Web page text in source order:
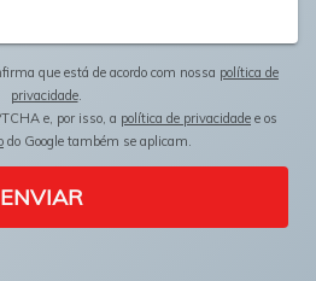
que está de acordo com nossa política de
privacidade.
e, por isso, a política de privacidade e os
do Google também se aplicam.
ENVIAR